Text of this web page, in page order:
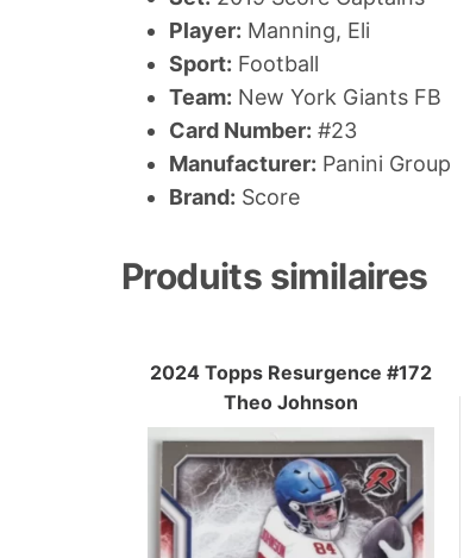
Player: Manning, Eli
Sport: Football
Team: New York Giants FB
Card Number: #23
Manufacturer: Panini Group
Brand: Score
Produits similaires
2024 Topps Resurgence #172
Theo Johnson